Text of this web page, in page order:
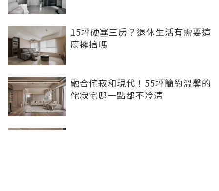
15坪硬塞三房？退休生活有需要這
麼擁擠嗎
融合侘寂和現代！55坪簡約溫馨的
侘寂宅邸一點都不冷清